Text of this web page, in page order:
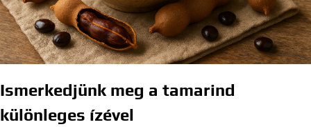
Ismerkedjünk meg a tamarind
különleges ízével